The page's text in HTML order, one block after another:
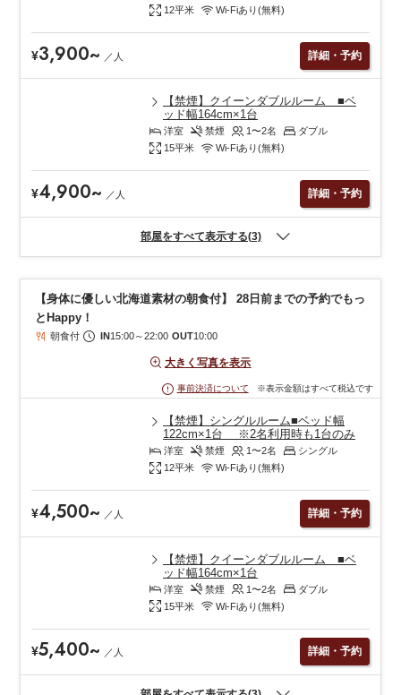
12平米 Wi-Fiあり(無料)
¥3,900~ ／ 人 詳細・予約
【禁煙】クイーンダブルルーム ■ベ
ッド幅164cm×1台
洋室 禁煙 1〜2名
ダブル
15平米 Wi-Fiあり(無料)
¥4,900~ ／ 人 詳細・予約
部屋をすべて表示する(3)
【身体に優しい北海道素材の朝食付】 28日前までの予約でもっ
とHappy！
朝食付 IN15:00～22:00 OUT10:00
大きく写真を表示
事前決済について ※表示金額はすべて税込です
【禁煙】シングルルーム■ベッド幅
122cm×1台 ※2名利用時も1台のみ
洋室 禁煙 1〜2名
シングル
12平米 Wi-Fiあり(無料)
¥4,500~ ／ 人 詳細・予約
【禁煙】クイーンダブルルーム ■ベ
ッド幅164cm×1台
洋室 禁煙 1〜2名
ダブル
15平米 Wi-Fiあり(無料)
¥5,400~ ／ 人 詳細・予約